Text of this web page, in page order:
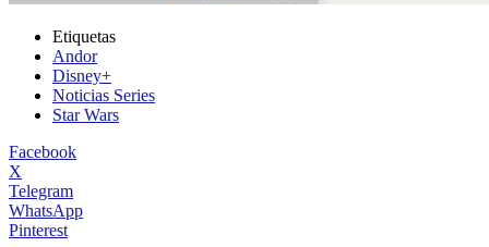
Etiquetas
Andor
Disney+
Noticias Series
Star Wars
Facebook
X
Telegram
WhatsApp
Pinterest